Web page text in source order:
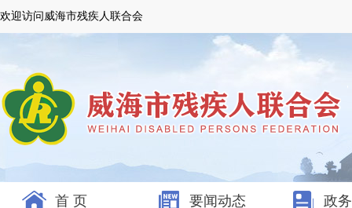
欢迎访问威海市残疾人联合会
首 页 要闻动态 政